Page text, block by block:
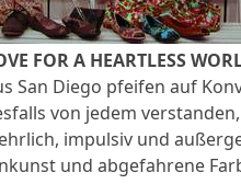
FOR A HEARTLESS
San Diego pfeifen auf
von jedem
impulsiv und
und abgefahrene